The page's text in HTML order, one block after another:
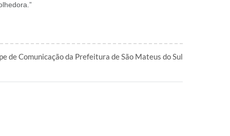
de Comunicação da Prefeitura de São Mateus do Sul